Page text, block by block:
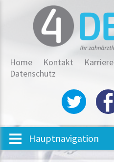
Home Kontakt Karriere
Datenschutz
Hauptnavigation